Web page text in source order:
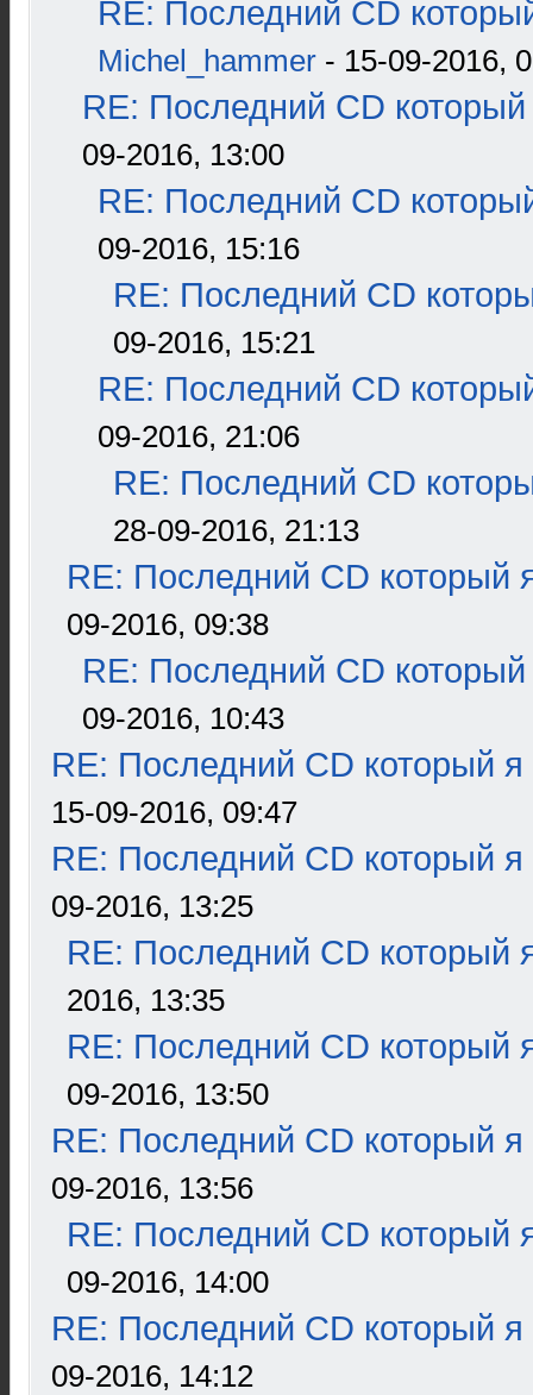
RE: Последний CD
Michel_hammer - 15-09-2016,
RE: Последний CD который
09-2016, 13:00
RE: Последний CD
09-2016, 15:16
RE: Последний CD
09-2016, 15:21
RE: Последний CD
09-2016, 21:06
RE: Последний CD
28-09-2016, 21:13
RE: Последний CD который
09-2016, 09:38
RE: Последний CD который
09-2016, 10:43
RE: Последний CD который я
15-09-2016, 09:47
RE: Последний CD который я
09-2016, 13:25
RE: Последний CD который
2016, 13:35
RE: Последний CD который
09-2016, 13:50
RE: Последний CD который я
09-2016, 13:56
RE: Последний CD который
09-2016, 14:00
RE: Последний CD который я
09-2016, 14:12